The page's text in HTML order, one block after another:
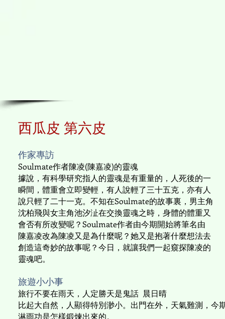
西瓜皮 第六皮
作家專訪
Soulmate作者陳凌(陳嘉凌)的靈魂
據說，有科學研究指人的靈魂是有重量的，人死後的一
瞬間，體重會立即變輕，有人說輕了三十五克，亦有人
說只輕了二十一克。不知在Soulmate的故事裏，男主角
沈柏飛與女主角池汐沚在交換靈魂之時，身體的體重又
會否有所改變呢？Soulmate作者由今期開始將筆名由
陳嘉凌改為陳凌又是為什麼呢？她又是抱著什麼想法去
創造這奇妙的故事呢？今日，就讓我們一起窺探陳凌的
靈魂吧。
旅遊小小事
旅行不要在雨天，人定勝天是鬼話 晨日晴
比起大自然，人顯得特別渺小。出門在外，天氣難測，今
淋雨功是怎樣鍛煉出來的。